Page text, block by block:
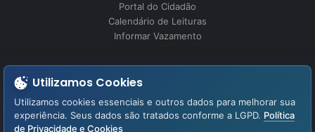
Portal do Cidadão
Calendário de Leituras
Informar Vazamento
Perguntas Frequentes
Fale Conosco
LGPD – Lei Geral de Proteção de Dados
Utilizamos Cookies
Utilizamos cookies essenciais e outros dados para melhorar sua
experiência. Seus dados são tratados conforme a LGPD. Política
de Privacidade e Cookies